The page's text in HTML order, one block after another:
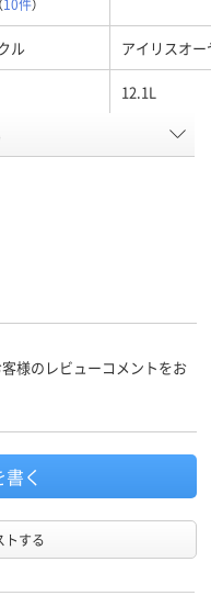
（10件）
ル アイリスオー
12.1L
ロピレン
様のレビューコメントをお
く
トする